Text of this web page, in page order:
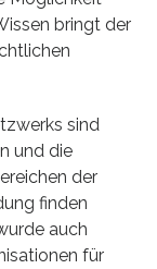
bringt der
sind
und die
der
finden
auch
für